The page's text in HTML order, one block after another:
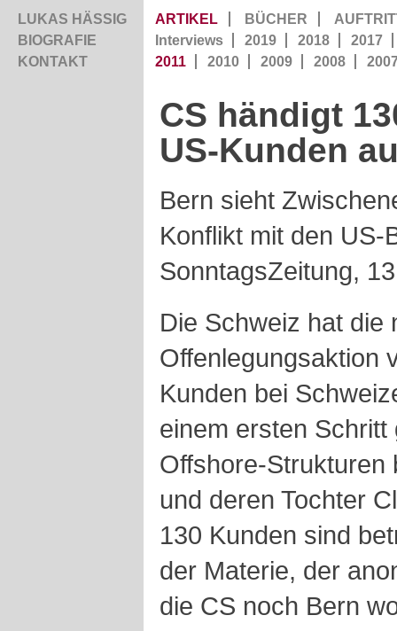
LUKAS HÄSSIG
BIOGRAFIE
KONTAKT
ARTIKEL BÜCHER
Interviews
2019 2018
2017
2011
2010 2009 2008
CS händigt
US-Kunden
Bern sieht
Konflikt mit den US-
SonntagsZeitung,
Die Schweiz hat die
Offenlegungsaktion
Kunden bei
einem ersten
Offshore-Strukturen
und deren Tochter
130 Kunden sind
der Materie, der
die CS noch Bern